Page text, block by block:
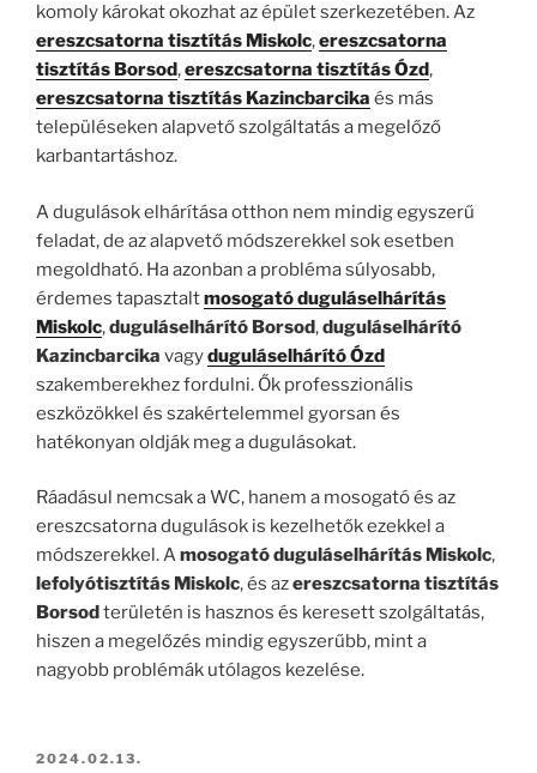
komoly károkat okozhat az épület szerkezetében. Az
ereszcsatorna tisztítás Miskolc,ereszcsatorna
tisztítás Borsod,ereszcsatorna tisztítás Ózd,
ereszcsatorna tisztítás Kazincbarcika és más
településeken alapvető szolgáltatás a megelőző
karbantartáshoz.
A dugulások elhárítása otthon nem mindig egyszerű
feladat, de az alapvető módszerekkel sok esetben
megoldható. Ha azonban a probléma súlyosabb,
érdemes tapasztaltmosogató duguláselhárítás
Miskolc,duguláselhárító Borsod,duguláselhárító
Kazincbarcika vagyduguláselhárító Ózd
szakemberekhez fordulni. Ők professzionális
eszközökkel és szakértelemmel gyorsan és
hatékonyan oldják meg a dugulásokat.
Ráadásul nemcsak a WC, hanem a mosogató és az
ereszcsatorna dugulások is kezelhetők ezekkel a
módszerekkel. Amosogató duguláselhárítás Miskolc,
lefolyótisztítás Miskolc, és azereszcsatorna tisztítás
Borsodterületén is hasznos és keresett szolgáltatás,
hiszen a megelőzés mindig egyszerűbb, mint a
nagyobb problémák utólagos kezelése.
BEKÜLDVE:
2024.02.13.